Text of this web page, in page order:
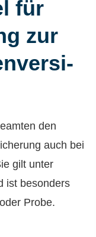
für
zur
den
auch bei
gilt unter
ist besonders
Probe.